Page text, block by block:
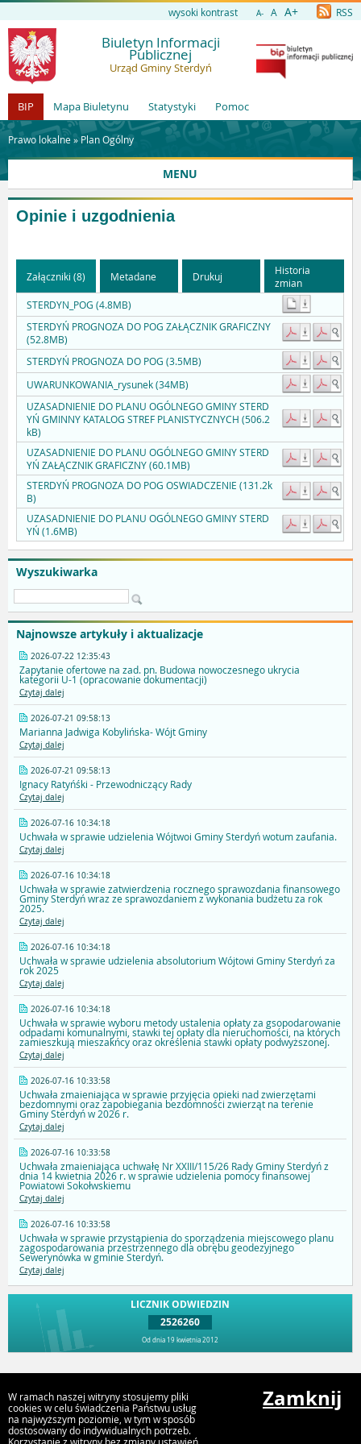
wysoki kontrast A- A A+ RSS
Biuletyn Informacji
Publicznej
Urząd Gminy Sterdyń
BIP Mapa Biuletynu Statystyki Pomoc
Prawo lokalne » Plan Ogólny
MENU
Wyszukiwarka
Najnowsze artykuły i aktualizacje
2026-07-22 12:35:43
Zapytanie ofertowe na zad. pn. Budowa nowoczesnego ukrycia
kategorii U-1 (opracowanie dokumentacji)
Czytaj dalej
2026-07-21 09:58:13
Marianna Jadwiga Kobylińska- Wójt Gminy
Czytaj dalej
2026-07-21 09:58:13
Ignacy Ratyńśki - Przewodniczący Rady
Czytaj dalej
2026-07-16 10:34:18
Uchwała w sprawie udzielenia Wójtwoi Gminy Sterdyń wotum zaufania.
Czytaj dalej
2026-07-16 10:34:18
Uchwała w sprawie zatwierdzenia rocznego sprawozdania finansowego
Gminy Sterdyń wraz ze sprawozdaniem z wykonania budżetu za rok
2025.
Czytaj dalej
2026-07-16 10:34:18
Uchwała w sprawie udzielenia absolutorium Wójtowi Gminy Sterdyń za
rok 2025
Czytaj dalej
2026-07-16 10:34:18
Uchwała w sprawie wyboru metody ustalenia opłaty za gsopodarowanie
odpadami komunalnymi, stawki tej opłaty dla nieruchomości, na których
zamieszkują mieszakńcy oraz określenia stawki opłaty podwyższonej.
Czytaj dalej
2026-07-16 10:33:58
Uchwała zmaieniająca w sprawie przyjęcia opieki nad zwierzętami
bezdomnymi oraz zapobiegania bezdomności zwierząt na terenie
Gminy Sterdyń w 2026 r.
Czytaj dalej
2026-07-16 10:33:58
Uchwała zmaieniająca uchwałę Nr XXIII/115/26 Rady Gminy Sterdyń z
dnia 14 kwietnia 2026 r. w sprawie udzielenia pomocy finansowej
Powiatowi Sokołwskiemu
Czytaj dalej
2026-07-16 10:33:58
Uchwała w sprawie przystąpienia do sporządzenia miejscowego planu
zagospodarowania przestrzennego dla obrębu geodezyjnego
Sewerynówka w gminie Sterdyń.
Czytaj dalej
LICZNIK ODWIEDZIN
2526260
Od dnia 19 kwietnia 2012
Opinie i uzgodnienia
Załączniki (8) Metadane Drukuj
Historia
zmian
STERDYN_POG (4.8MB)
STERDYŃ PROGNOZA DO POG ZAŁĄCZNIK GRAFICZNY
(52.8MB)
STERDYŃ PROGNOZA DO POG (3.5MB)
UWARUNKOWANIA_rysunek (34MB)
UZASADNIENIE DO PLANU OGÓLNEGO GMINY STERD
YŃ GMINNY KATALOG STREF PLANISTYCZNYCH (506.2
kB)
UZASADNIENIE DO PLANU OGÓLNEGO GMINY STERD
YŃ ZAŁĄCZNIK GRAFICZNY (60.1MB)
STERDYŃ PROGNOZA DO POG OSWIADCZENIE (131.2k
B)
UZASADNIENIE DO PLANU OGÓLNEGO GMINY STERD
YŃ (1.6MB)
Urząd Gminy Sterdyń
W ramach naszej witryny stosujemy pliki
cookies w celu świadczenia Państwu usług
na najwyższym poziomie, w tym w sposób
dostosowany do indywidualnych potrzeb.
Zamknij